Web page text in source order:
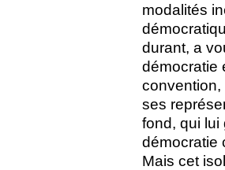
modalités
durant, a
démocratie
ses
fond, qui lui
démocratie
Mais cet